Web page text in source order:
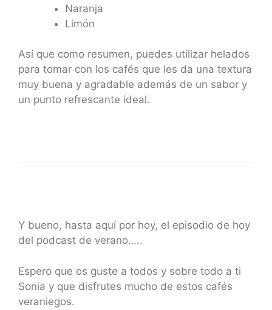
Naranja
Limón
Así que como resumen, puedes utilizar helados
para tomar con los cafés que les da una textura
muy buena y agradable además de un sabor y
un punto refrescante ideal.
Y bueno, hasta aquí por hoy, el episodio de hoy
del podcast de verano…..
Espero que os guste a todos y sobre todo a ti
Sonia y que disfrutes mucho de estos cafés
veraniegos.